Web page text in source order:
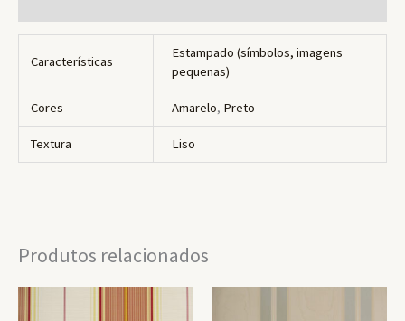
Características
Estampado (símbolos, imagens
pequenas)
Cores Amarelo, Preto
Textura Liso
Produtos relacionados